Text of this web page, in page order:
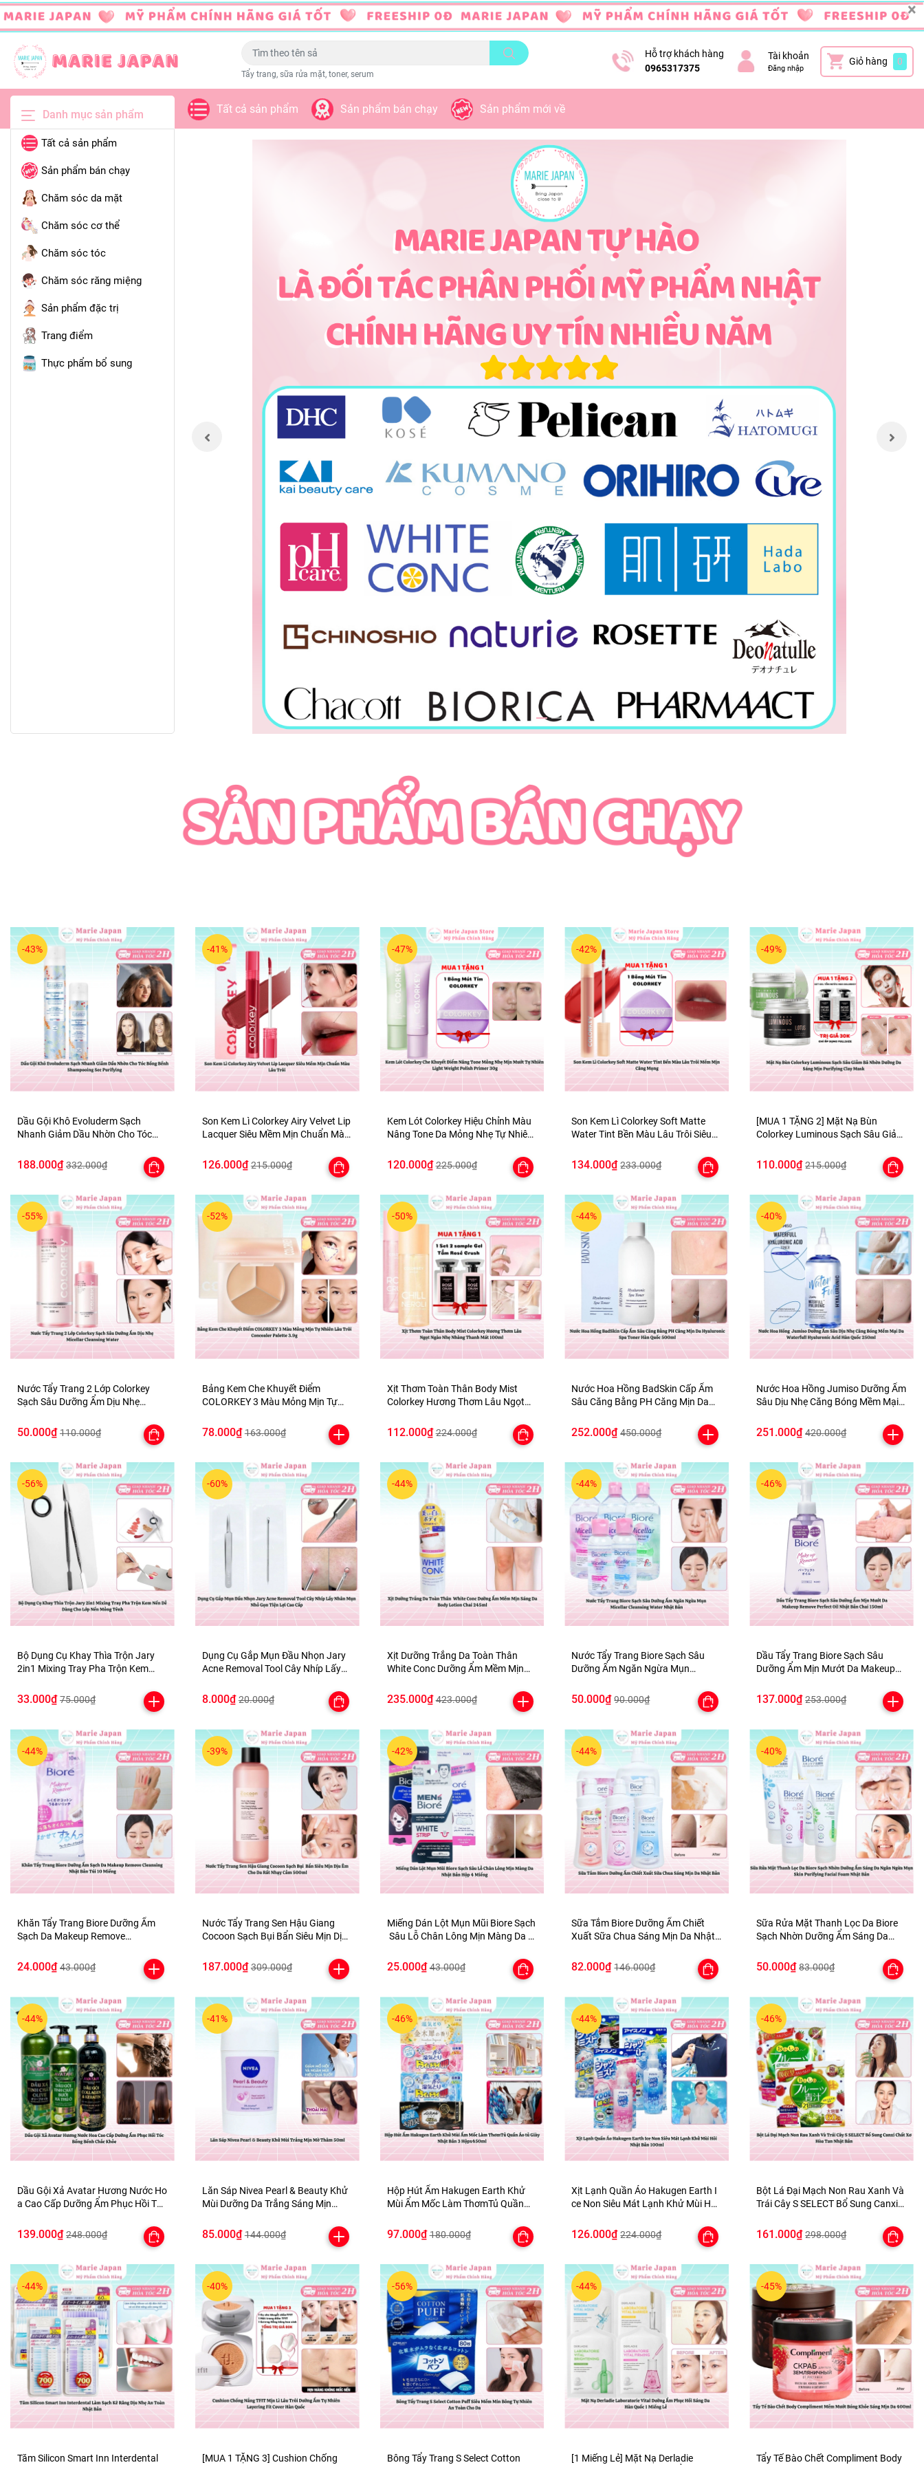
×
Tẩy trang, sữa rửa mặt, toner, serum
Hỗ trợ khách hàng
0965317375
Tài khoản
Đăng nhập
Giỏ hàng 0
Danh mục sản phẩm Tất cả sản phẩm Sản phẩm bán chạy Sản phẩm mới về
Tất cả sản phẩm
Sản phẩm bán chạy
Chăm sóc da mặt
Chăm sóc cơ thể
Chăm sóc tóc
Chăm sóc răng miệng
Sản phẩm đặc trị
Trang điểm
Thực phẩm bổ sung
-43%
Dầu Gội Khô Evoluderm Sạch
Nhanh Giảm Dầu Nhờn Cho Tóc
Purifying
188.000₫ 332.000₫
-41%
Son Kem Lì Colorkey Airy Velvet Lip
Lacquer Siêu Mềm Mịn Chuẩn Màu
126.000₫ 215.000₫
-47%
Kem Lót Colorkey Hiệu Chỉnh Màu
Nâng Tone Da Mỏng Nhẹ Tự Nhiên
TẶNG 1 BÔNG MÚT TÍM
120.000₫ 225.000₫
-42%
Son Kem Lì Colorkey Soft Matte
Water Tint Bền Màu Lâu Trôi Siêu
134.000₫ 233.000₫
-49%
[MUA 1 TẶNG 2] Mặt Nạ Bùn
Colorkey Luminous Sạch Sâu Giảm
Purifying Clay Mask - TẶNG SET
SAMPLE 2 GEL TẮM
110.000₫ 215.000₫
-55%
Nước Tẩy Trang 2 Lớp Colorkey
Sạch Sâu Dưỡng Ẩm Dịu Nhẹ
50.000₫ 110.000₫
-52%
Bảng Kem Che Khuyết Điểm
COLORKEY 3 Màu Mỏng Mịn Tự
3.9g
78.000₫ 163.000₫
-50%
Xịt Thơm Toàn Thân Body Mist
Colorkey Hương Thơm Lâu Ngọt
100ml
112.000₫ 224.000₫
-44%
Nước Hoa Hồng BadSkin Cấp Ẩm
Sâu Căng Bằng PH Căng Mịn Da
500ml
252.000₫ 450.000₫
-40%
Nước Hoa Hồng Jumiso Dưỡng Ẩm
Sâu Dịu Nhẹ Căng Bóng Mềm Mại
Quốc 250ml
251.000₫ 420.000₫
-56%
Bộ Dụng Cụ Khay Thìa Trộn Jary
2in1 Mixing Tray Pha Trộn Kem
Tênh
33.000₫ 75.000₫
-60%
Dụng Cụ Gắp Mụn Đầu Nhọn Jary
Acne Removal Tool Cây Nhíp Lấy
Cấp
8.000₫ 20.000₫
-44%
Xịt Dưỡng Trắng Da Toàn Thân
White Conc Dưỡng Ẩm Mềm Mịn
235.000₫ 423.000₫
-44%
Nước Tẩy Trang Biore Sạch Sâu
Dưỡng Ẩm Ngăn Ngừa Mụn
50.000₫ 90.000₫
-46%
Dầu Tẩy Trang Biore Sạch Sâu
Dưỡng Ẩm Mịn Mướt Da Makeup
150ml
137.000₫ 253.000₫
-44%
Khăn Tẩy Trang Biore Dưỡng Ẩm
Sạch Da Makeup Remove
24.000₫ 43.000₫
-39%
Nước Tẩy Trang Sen Hậu Giang
Cocoon Sạch Bụi Bẩn Siêu Mịn Dịu
187.000₫ 309.000₫
-42%
Miếng Dán Lột Mụn Mũi Biore Sạch
Sâu Lỗ Chân Lông Mịn Màng Da N
25.000₫ 43.000₫
-44%
Sữa Tắm Biore Dưỡng Ẩm Chiết
Xuất Sữa Chua Sáng Mịn Da Nhật
82.000₫ 146.000₫
-40%
Sữa Rửa Mặt Thanh Lọc Da Biore
Sạch Nhờn Dưỡng Ẩm Sáng Da
Facial Foam Nhật Bản
50.000₫ 83.000₫
-44%
Dầu Gội Xả Avatar Hương Nước Ho
a Cao Cấp Dưỡng Ẩm Phục Hồi Tóc
139.000₫ 248.000₫
-41%
Lăn Sáp Nivea Pearl & Beauty Khử
Mùi Dưỡng Da Trắng Sáng Mịn
85.000₫ 144.000₫
-46%
Hộp Hút Ẩm Hakugen Earth Khử
Mùi Ẩm Mốc Làm ThơmTủ Quần
97.000₫ 180.000₫
-44%
Xịt Lạnh Quần Áo Hakugen Earth I
ce Non Siêu Mát Lạnh Khử Mùi Hôi
126.000₫ 224.000₫
-46%
Bột Lá Đại Mạch Non Rau Xanh Và
Trái Cây S SELECT Bổ Sung Canxi
161.000₫ 298.000₫
-44%
Tăm Silicon Smart Inn Interdental
-40%
[MUA 1 TẶNG 3] Cushion Chống
-56%
Bông Tẩy Trang S Select Cotton
-44%
[1 Miếng Lẻ] Mặt Nạ Derladie
-45%
Tẩy Tế Bào Chết Compliment Body